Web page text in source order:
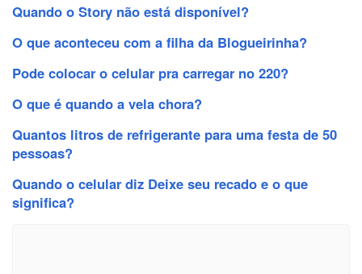
Quando o Story não está disponível?
O que aconteceu com a filha da Blogueirinha?
Pode colocar o celular pra carregar no 220?
O que é quando a vela chora?
Quantos litros de refrigerante para uma festa de 50
pessoas?
Quando o celular diz Deixe seu recado e o que
significa?